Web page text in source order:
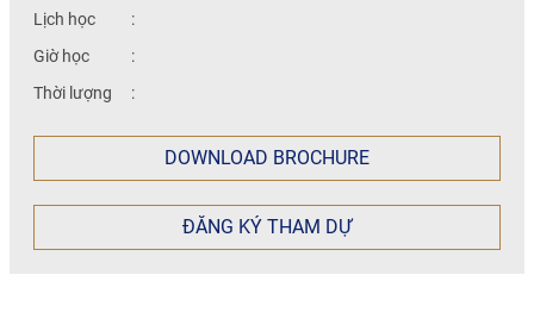
Lịch học
:
Giờ học
:
Thời lượng
:
DOWNLOAD BROCHURE
ĐĂNG KÝ THAM DỰ